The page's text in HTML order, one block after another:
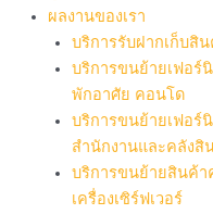
ผลงานของเรา
บริการรับฝากเก็บสิน
บริการขนย้ายเฟอร์
พักอาศัย คอนโด
บริการขนย้ายเฟอร์
สำนักงานและคลังสิ
บริการขนย้ายสินค้า
เครื่องเซิร์ฟเวอร์